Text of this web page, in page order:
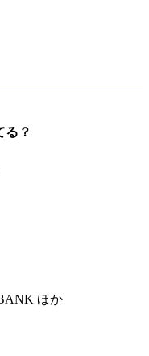
る？
ほか